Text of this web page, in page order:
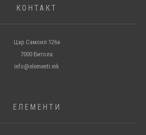
КОНТАКТ
Цар Самоил 126а
7000 Битола
info@elementi.mk
ЕЛЕМЕНТИ